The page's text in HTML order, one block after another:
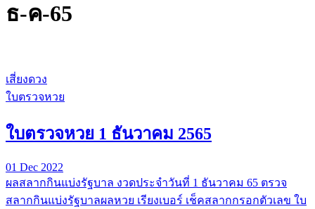
ธ-ค-65
เสี่ยงดวง
ใบตรวจหวย
ใบตรวจหวย 1 ธันวาคม 2565
01 Dec 2022
ผลสลากกินแบ่งรัฐบาล งวดประจำวันที่ 1 ธันวาคม 65 ตรวจ
สลากกินแบ่งรัฐบาลผลหวย เรียงเบอร์ เช็คสลากกรอกตัวเลข ใบ